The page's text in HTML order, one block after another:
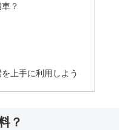
？
上手に利用しよう
？